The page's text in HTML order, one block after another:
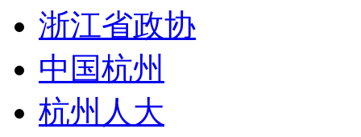
浙江省政协
中国杭州
杭州人大